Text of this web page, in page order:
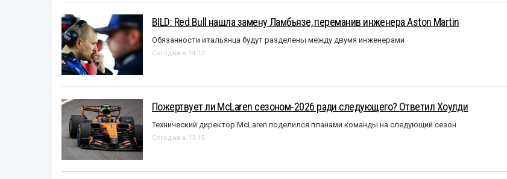
BILD: Red Bull нашла замену Ламбьязе, переманив инженера Aston Martin
Обязанности итальянца будут разделены между двумя инженерами
Сегодня в 14:12
Пожертвует ли McLaren сезоном-2026 ради следующего? Ответил Хоулди
Технический директор McLaren поделился планами команды на следующий сезон
Сегодня в 13:15